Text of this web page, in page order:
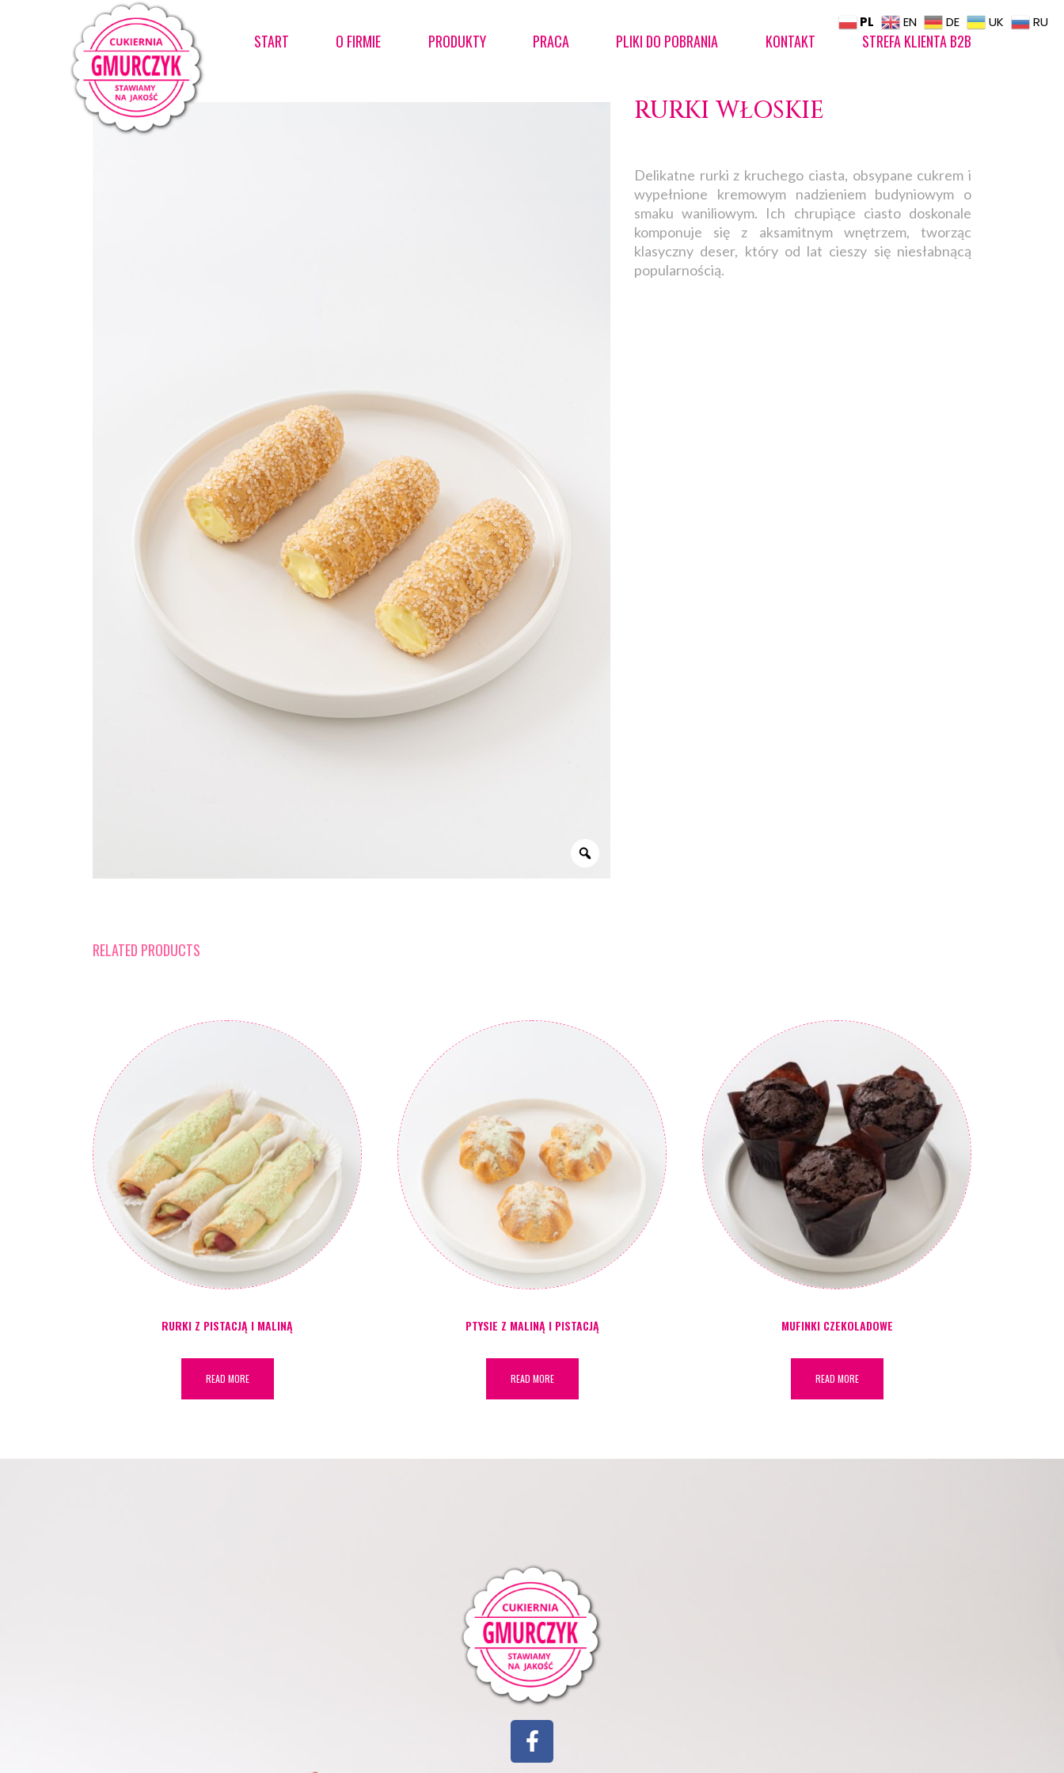
START O FIRMIE PRODUKTY PRACA PLIKI DO POBRANIA KONTAKT STREFA KLIENTA B2B
RURKI WŁOSKIE
Delikatne rurki z kruchego ciasta, obsypane cukrem i
wypełnione kremowym nadzieniem budyniowym o
smaku waniliowym. Ich chrupiące ciasto doskonale
komponuje się z aksamitnym wnętrzem, tworząc
klasyczny deser, który od lat cieszy się niesłabnącą
popularnością.
RELATED PRODUCTS
RURKI Z PISTACJĄ I MALINĄ
READ MORE
PTYSIE Z MALINĄ I PISTACJĄ
READ MORE
MUFINKI CZEKOLADOWE
READ MORE
PL EN DE UK RU